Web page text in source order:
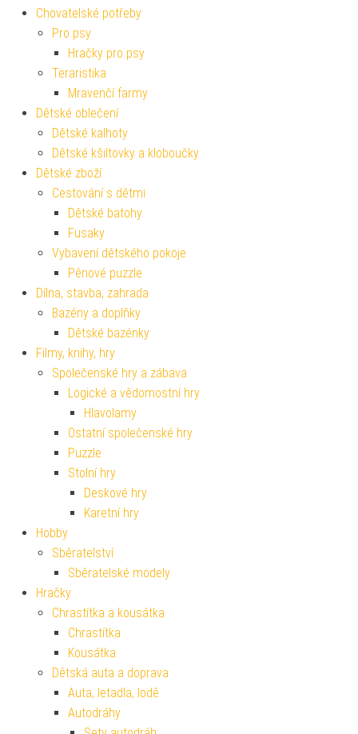
Chovatelské potřeby
Pro psy
Hračky pro psy
Teraristika
Mravenčí farmy
Dětské oblečení
Dětské kalhoty
Dětské kšiltovky a kloboučky
Dětské zboží
Cestování s dětmi
Dětské batohy
Fusaky
Vybavení dětského pokoje
Pěnové puzzle
Dílna, stavba, zahrada
Bazény a doplňky
Dětské bazénky
Filmy, knihy, hry
Společenské hry a zábava
Logické a vědomostní hry
Hlavolamy
Ostatní společenské hry
Puzzle
Stolní hry
Deskové hry
Karetní hry
Hobby
Sběratelství
Sběratelské modely
Hračky
Chrastítka a kousátka
Chrastítka
Kousátka
Dětská auta a doprava
Auta, letadla, lodě
Autodráhy